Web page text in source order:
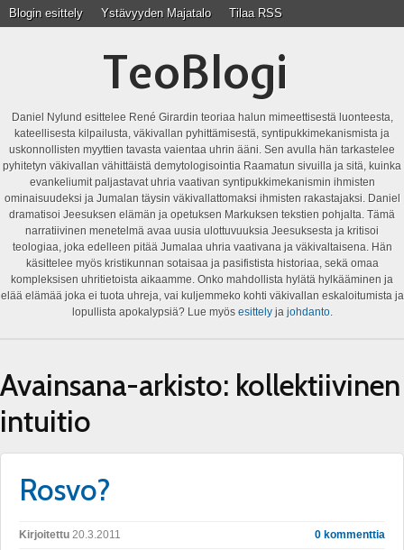
Blogin esittely Ystävyyden Majatalo Tilaa RSS
TeoBlogi
Daniel Nylund esittelee René Girardin teoriaa halun mimeettisestä luonteesta,
kateellisesta kilpailusta, väkivallan pyhittämisestä, syntipukkimekanismista ja
uskonnollisten myyttien tavasta vaientaa uhrin ääni. Sen avulla hän tarkastelee
pyhitetyn väkivallan vähittäistä demytologisointia Raamatun sivuilla ja sitä, kuinka
evankeliumit paljastavat uhria vaativan syntipukkimekanismin ihmisten
ominaisuudeksi ja Jumalan täysin väkivallattomaksi ihmisten rakastajaksi. Daniel
dramatisoi Jeesuksen elämän ja opetuksen Markuksen tekstien pohjalta. Tämä
narratiivinen menetelmä avaa uusia ulottuvuuksia Jeesuksesta ja kritisoi
teologiaa, joka edelleen pitää Jumalaa uhria vaativana ja väkivaltaisena. Hän
käsittelee myös kristikunnan sotaisaa ja pasifistista historiaa, sekä omaa
kompleksisen uhritietoista aikaamme. Onko mahdollista hylätä hylkääminen ja
elää elämää joka ei tuota uhreja, vai kuljemmeko kohti väkivallan eskaloitumista ja
lopullista apokalypsiä? Lue myös esittelyja johdanto.
Avainsana-arkisto: kollektiivinen
intuitio
Rosvo?
Kirjoitettu 20.3.2011 0 kommenttia